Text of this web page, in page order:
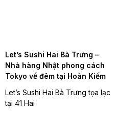
Let’s Sushi Hai Bà Trưng –
Nhà hàng Nhật phong cách
Tokyo về đêm tại Hoàn Kiếm
Let’s Sushi Hai Bà Trưng tọa lạc
tại 41 Hai